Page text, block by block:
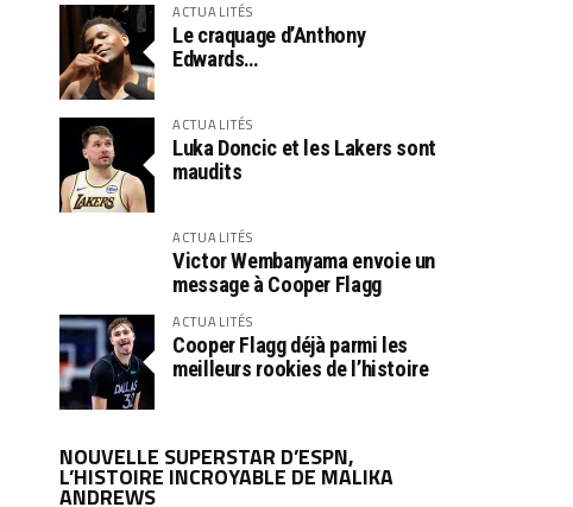
ACTUALITÉS
Le craquage d’Anthony
Edwards…
ACTUALITÉS
Luka Doncic et les Lakers sont
maudits
ACTUALITÉS
Victor Wembanyama envoie un
message à Cooper Flagg
ACTUALITÉS
Cooper Flagg déjà parmi les
meilleurs rookies de l’histoire
NOUVELLE SUPERSTAR D’ESPN,
L’HISTOIRE INCROYABLE DE MALIKA
ANDREWS